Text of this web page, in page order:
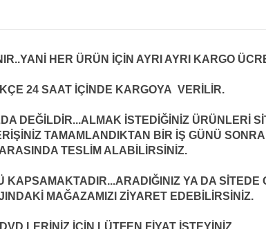
HER ÜRÜN İÇİN AYRI AYRI KARGO
24 SAAT İÇİNDE KARGOYA VERİLİR.
DEĞİLDİR...ALMAK İSTEDİĞİNİZ ÜRÜNLERİ
TAMAMLANDIKTAN BİR İŞ GÜNÜ
TESLİM ALABİLİRSİNİZ.
YA DA SİTEDE
MAĞAZAMIZI ZİYARET EDEBİLİRSİNİZ.
LERİNİZ İÇİN LÜTFEN FİYAT İSTEYİNİZ.